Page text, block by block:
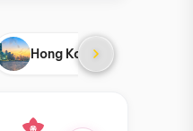
Hong Kong